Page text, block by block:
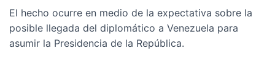
El hecho ocurre en medio de la expectativa sobre la
posible llegada del diplomático a Venezuela para
asumir la Presidencia de la República.